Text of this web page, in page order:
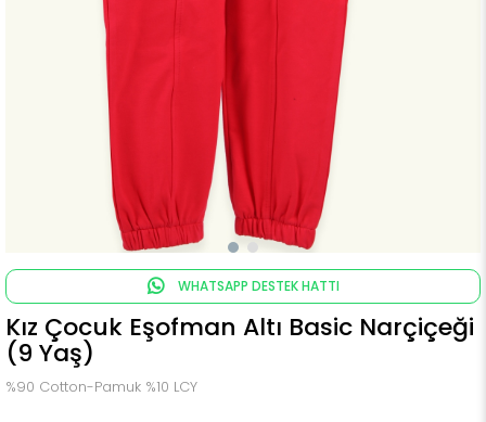
WHATSAPP DESTEK HATTI
Kız Çocuk Eşofman Altı Basic Narçiçeği
(9 Yaş)
%90 Cotton-Pamuk %10 LCY